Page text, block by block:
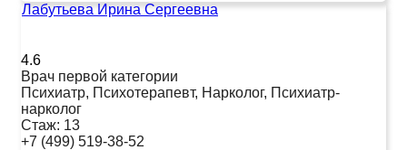
Лабутьева Ирина Сергеевна
4.6
Врач первой категории
Психиатр, Психотерапевт, Нарколог, Психиатр-
нарколог
Стаж: 13
+7 (499) 519-38-52